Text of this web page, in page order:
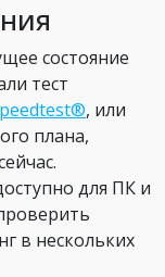
состояние
тест
, или
плана,
для ПК и
в нескольких